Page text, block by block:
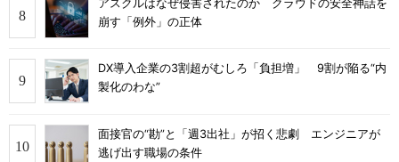
アスクルはなぜ侵害されたのか クラウドの安全神話を
崩す「例外」の正体
DX導入企業の3割超がむしろ「負担増」 9割が陥る“内
製化のわな”
面接官の“勘”と「週3出社」が招く悲劇 エンジニアが
逃げ出す職場の条件